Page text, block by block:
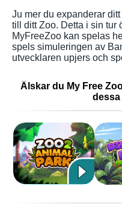
Ju mer du expanderar
till ditt Zoo. Detta i sin tur
MyFreeZoo kan spelas
spels simuleringen av
utvecklaren upjers och
Älskar du My Free